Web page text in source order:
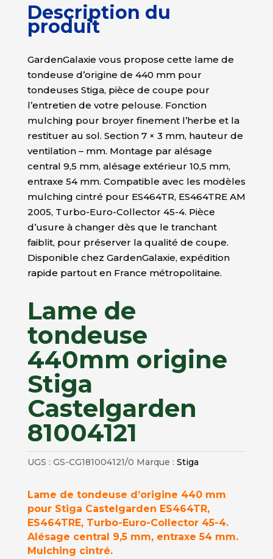
Description du
produit
GardenGalaxie vous propose cette lame de
tondeuse d’origine de 440 mm pour
tondeuses Stiga, pièce de coupe pour
l’entretien de votre pelouse. Fonction
mulching pour broyer finement l’herbe et la
restituer au sol. Section 7 × 3 mm, hauteur de
ventilation – mm. Montage par alésage
central 9,5 mm, alésage extérieur 10,5 mm,
entraxe 54 mm. Compatible avec les modèles
mulching cintré pour ES464TR, ES464TRE AM
2005, Turbo-Euro-Collector 45-4. Pièce
d’usure à changer dès que le tranchant
faiblit, pour préserver la qualité de coupe.
Disponible chez GardenGalaxie, expédition
rapide partout en France métropolitaine.
Lame de
tondeuse
440mm origine
Stiga
Castelgarden
81004121
UGS : GS-CG181004121/0 Marque : Stiga
Lame de tondeuse d’origine 440 mm
pour Stiga Castelgarden ES464TR,
ES464TRE, Turbo-Euro-Collector 45-4.
Alésage central 9,5 mm, entraxe 54 mm.
Mulching cintré.